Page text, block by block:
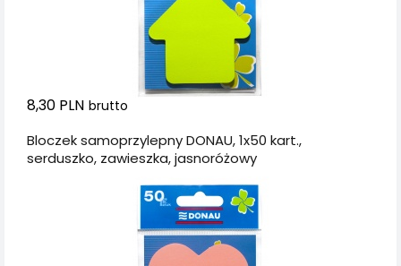
8,30 PLN brutto
Bloczek samoprzylepny DONAU, 1x50 kart.,
serduszko, zawieszka, jasnoróżowy